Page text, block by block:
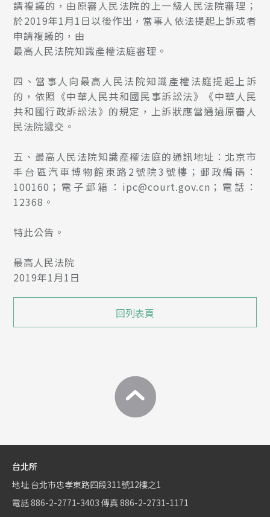
請複議的，由原審人民法院的上一級人民法院審理；
於2019年1月1日以後作出，當事人依法提起上訴或者
申請複議的，由
最高人民法院知識產權法庭審理。
四、當事人向最高人民法院知識產權法庭提起上訴
的，依照《中華人民共和國民事訴訟法》《中華人民
共和國行政訴訟法》的規定，上訴狀應當通過原審人
民法院遞交。
五、最高人民法院知識產權法庭的通訊地址：北京市
丰台區汽車博物館東路2號院3號樓；郵政編碼：
100160；電子郵箱：ipc@court.gov.cn；電話：
12368。
特此公告。
最高人民法院
2019年1月1日
回列表頁
台北所
地址 台北市忠孝東路四段311號12樓之1
電話886-2-2771-3403 傳真 886-2-2731-1171